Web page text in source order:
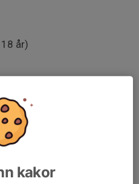
år)
från festivalområdet.
samt i de utställda
och se till att
Lämna fulla säckar till
pant kan lämnas in vid
kakor